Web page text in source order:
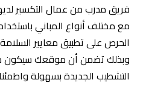
فريق مدرب من عمال التكسير
مع مختلف أنواع المباني
الحرص على تطبيق معايير
وبذلك تضمن أن موقعك سيكون
التشطيب الجديدة بسهولة